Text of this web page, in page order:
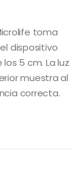
toma
dispositivo
5 cm. La luz
muestra al
correcta.